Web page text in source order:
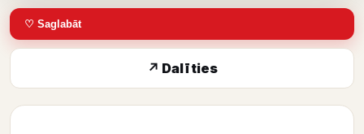
♡ Saglabāt
↗ Dalīties